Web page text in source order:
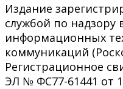
Издание
службой по надзору
информационных
коммуникаций
Регистрационное
ЭЛ № ФС77-61441 от